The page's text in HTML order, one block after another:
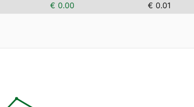
€ 0.00 € 0.01